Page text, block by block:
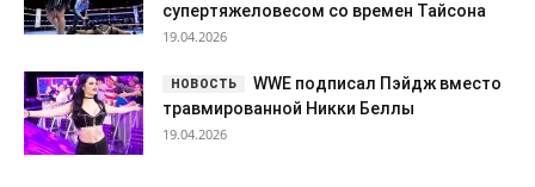
супертяжеловесом со времен Тайсона
19.04.2026
WWE подписал Пэйдж вместо
травмированной Никки Беллы
19.04.2026